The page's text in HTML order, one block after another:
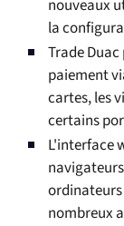
nouveaux
la
Trade
paiement
cartes, les
certains
L'interface
nombreux